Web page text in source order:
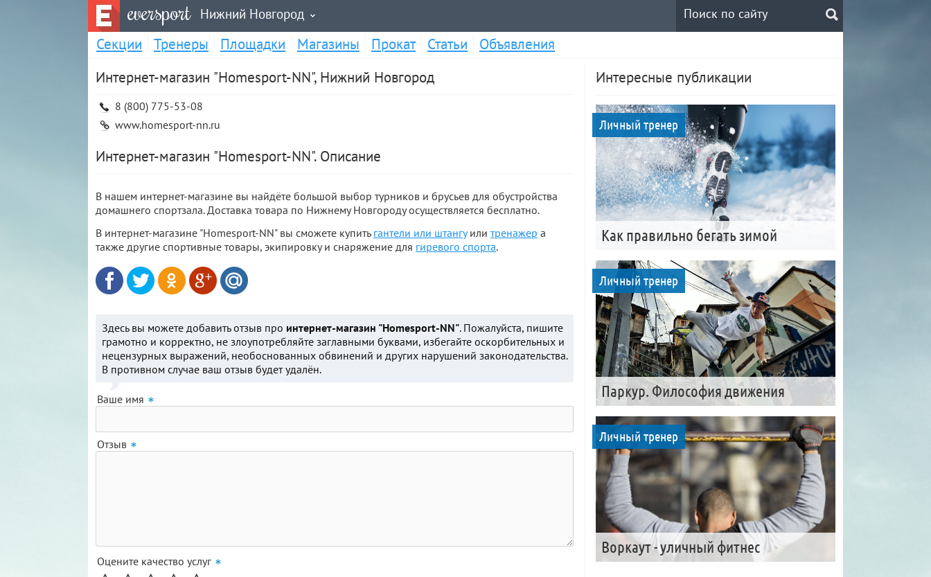
eversport Нижний Новгород
Секции Тренеры Площадки Магазины Прокат Статьи
Объявления
Интернет-магазин "Homesport-NN", Нижний Новгород
8 (800) 775-53-08
www.homesport-nn.ru
Интернет-магазин "Homesport-NN". Описание
В нашем интернет-магазине вы найдёте большой выбор турников и брусьев для обустройства
домашнего спортзала. Доставка товара по Нижнему Новгороду осуществляется бесплатно.
В интернет-магазине "Homesport-NN" вы сможете купить гантели или штангуили тренажер а
также другие спортивные товары, экипировку и снаряжение для гиревого спорта.
Здесь вы можете добавить отзыв про интернет-магазин "Homesport-NN". Пожалуйста, пишите
грамотно и корректно, не злоупотребляйте заглавными буквами, избегайте оскорбительных и
нецензурных выражений, необоснованных обвинений и других нарушений законодательства.
В противном случае ваш отзыв будет удалён.
Ваше имя
Отзыв
Оцените качество услуг
Интересные публикации
Личный тренер
Как правильно бегать зимой
Личный тренер
Паркур. Философия движения
Личный тренер
Воркаут - уличный фитнес